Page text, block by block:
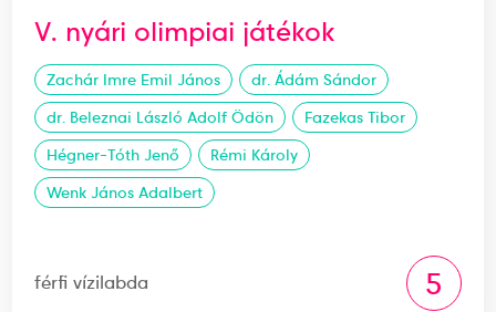
V. nyári olimpiai játékok
Zachár Imre Emil János
dr. Ádám Sándor
dr. Beleznai László Adolf Ödön
Fazekas Tibor
Hégner-Tóth Jenő
Rémi Károly
Wenk János Adalbert
férfi vízilabda 5